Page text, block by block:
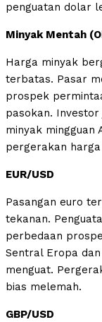
penguatan dolar
Minyak Mentah
Harga minyak
terbatas. Pasar
prospek
pasokan.
minyak mingguan
pergerakan
EUR/USD
Pasangan euro
tekanan.
perbedaan
Sentral Eropa
menguat.
bias melemah.
GBP/USD